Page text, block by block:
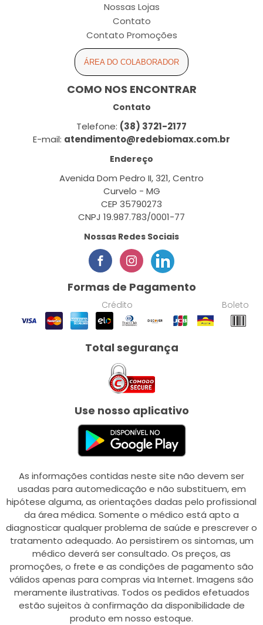
Nossas Lojas
Contato
Contato Promoções
ÁREA DO COLABORADOR
COMO NOS ENCONTRAR
Contato
Telefone: (38) 3721-2177
E-mail: atendimento@redebiomax.com.br
Endereço
Avenida Dom Pedro II, 321, Centro
Curvelo - MG
CEP 35790273
CNPJ 19.987.783/0001-77
Nossas Redes Sociais
Formas de Pagamento
Crédito Boleto
Total segurança
Use nosso aplicativo
As informações contidas neste site não devem ser
usadas para automedicação e não substituem, em
hipótese alguma, as orientações dadas pelo profissional
da área médica. Somente o médico está apto a
diagnosticar qualquer problema de saúde e prescrever o
tratamento adequado. Ao persistirem os sintomas, um
médico deverá ser consultado. Os preços, as
promoções, o frete e as condições de pagamento são
válidos apenas para compras via Internet. Imagens são
meramente ilustrativas. Todos os pedidos efetuados
estão sujeitos à confirmação da disponibilidade de
produto em nosso estoque.